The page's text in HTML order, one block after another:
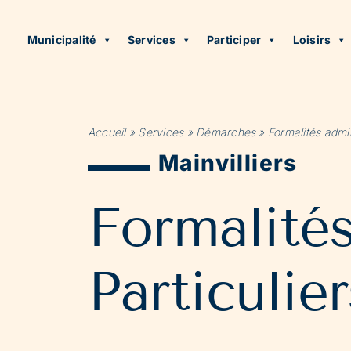
Municipalité Services Participer Loisirs
Accueil» Services» Démarches» Formalités
Mainvilliers